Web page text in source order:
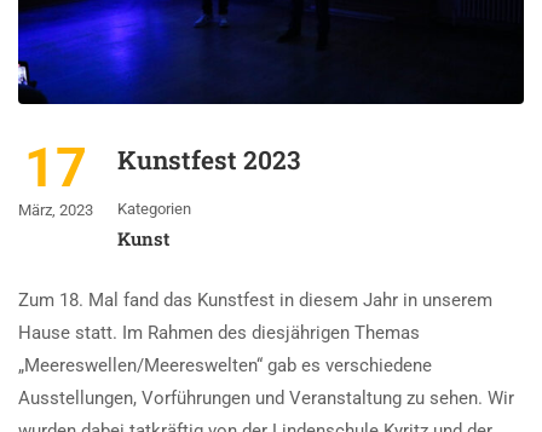
17
März, 2023
Kunstfest 2023
Kategorien
Kunst
Zum 18. Mal fand das Kunstfest in diesem Jahr in unserem
Hause statt. Im Rahmen des diesjährigen Themas
„Meereswellen/Meereswelten“ gab es verschiedene
Ausstellungen, Vorführungen und Veranstaltung zu sehen. Wir